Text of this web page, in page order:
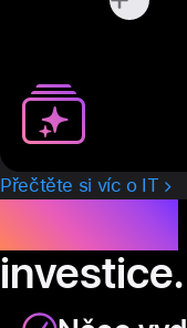
Přečtěte si víc o IT
Hodnota.
investice.